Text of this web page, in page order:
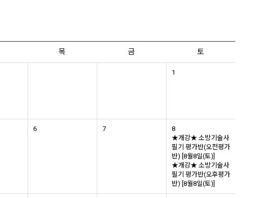
목 금 토
1
6 7
8
★개강★ 소방기술사
필기 평가반(오전평가
반) [8월8일(토)]
★개강★ 소방기술사
필기 평가반(오후평가
반) [8월8일(토)]